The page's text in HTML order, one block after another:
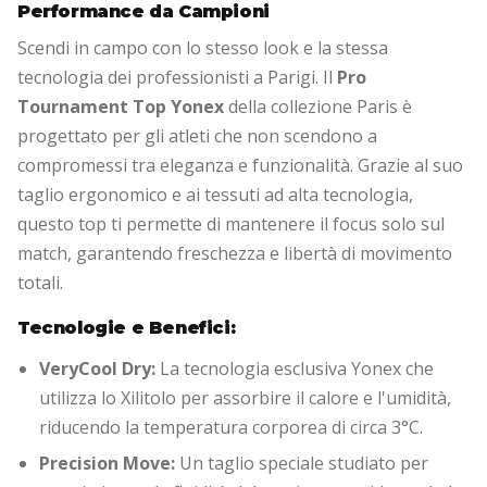
Performance da Campioni
Scendi in campo con lo stesso look e la stessa
tecnologia dei professionisti a Parigi. Il Pro
Tournament Top Yonexdella collezione Paris è
progettato per gli atleti che non scendono a
compromessi tra eleganza e funzionalità. Grazie al suo
taglio ergonomico e ai tessuti ad alta tecnologia,
questo top ti permette di mantenere il focus solo sul
match, garantendo freschezza e libertà di movimento
totali.
Tecnologie e Benefici:
VeryCool Dry: La tecnologia esclusiva Yonex che
utilizza lo Xilitolo per assorbire il calore e l'umidità,
riducendo la temperatura corporea di circa 3°C.
Precision Move: Un taglio speciale studiato per